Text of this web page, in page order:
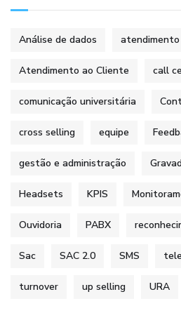
Análise de dados atendimento
Atendimento ao Cliente call
comunicação universitária
cross selling equipe
gestão e administração
Headsets KPIS
Ouvidoria PABX
Sac SAC 2.0 SMS
turnover up selling URA